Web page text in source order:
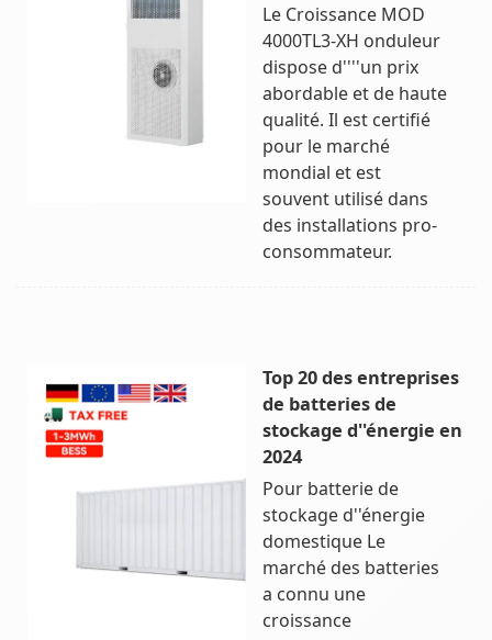
Le Croissance MOD
4000TL3-XH onduleur
dispose d''''un prix
abordable et de haute
qualité. Il est certifié
pour le marché
mondial et est
souvent utilisé dans
des installations pro-
consommateur.
Top 20 des entreprises
de batteries de
stockage d''énergie en
2024
Pour batterie de
stockage d''énergie
domestique Le
marché des batteries
a connu une
croissance